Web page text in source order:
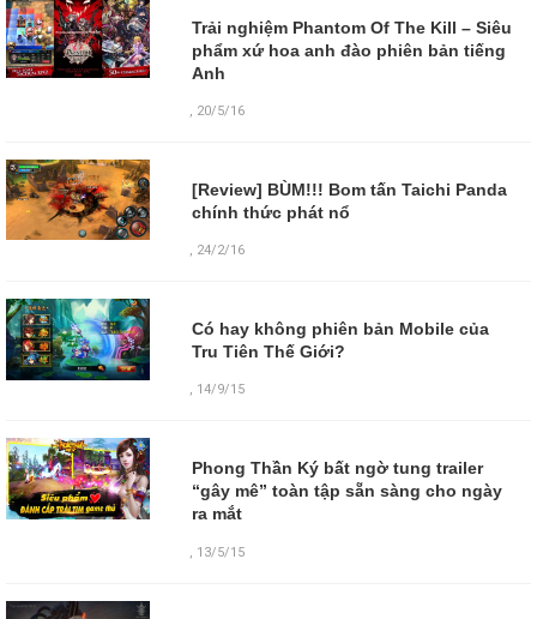
Trải nghiệm Phantom Of The Kill – Siêu
phẩm xứ hoa anh đào phiên bản tiếng
Anh
, 20/5/16
[Review] BÙM!!! Bom tấn Taichi Panda
chính thức phát nổ
, 24/2/16
Có hay không phiên bản Mobile của
Tru Tiên Thế Giới?
, 14/9/15
Phong Thần Ký bất ngờ tung trailer
“gây mê” toàn tập sẵn sàng cho ngày
ra mắt
13/5/15